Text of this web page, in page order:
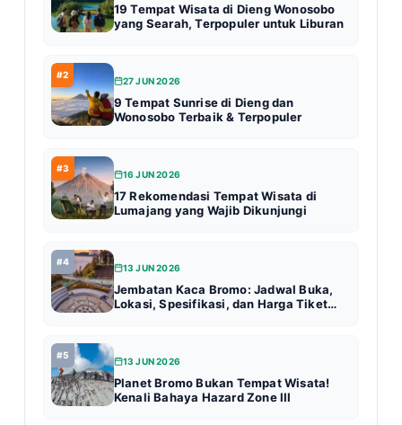
19 Tempat Wisata di Dieng Wonosobo
yang Searah, Terpopuler untuk Liburan
#2
27 JUN 2026
9 Tempat Sunrise di Dieng dan
Wonosobo Terbaik & Terpopuler
#3
16 JUN 2026
17 Rekomendasi Tempat Wisata di
Lumajang yang Wajib Dikunjungi
#4
13 JUN 2026
Jembatan Kaca Bromo: Jadwal Buka,
Lokasi, Spesifikasi, dan Harga Tiket
#5
13 JUN 2026
Planet Bromo Bukan Tempat Wisata!
Kenali Bahaya Hazard Zone III